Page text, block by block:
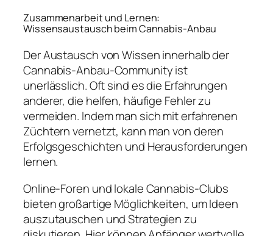
Zusammenarbeit und Lernen:
Wissensaustausch beim Cannabis-Anbau
Der Austausch von Wissen innerhalb der
Cannabis-Anbau-Community ist
unerlässlich. Oft sind es die Erfahrungen
anderer, die helfen, häufige Fehler zu
vermeiden. Indem man sich mit erfahrenen
Züchtern vernetzt, kann man von deren
Erfolgsgeschichten und Herausforderungen
lernen.
Online-Foren und lokale Cannabis-Clubs
bieten großartige Möglichkeiten, um Ideen
auszutauschen und Strategien zu